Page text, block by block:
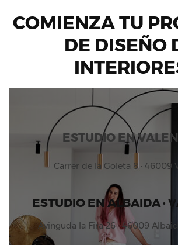
COMIENZA TU
DE DISEÑO
ESTUDIO EN
Carrer de la Goleta 8 · 46009
ESTUDIO EN ALBAIDA ·
Avinguda la Fira 26 · 46009